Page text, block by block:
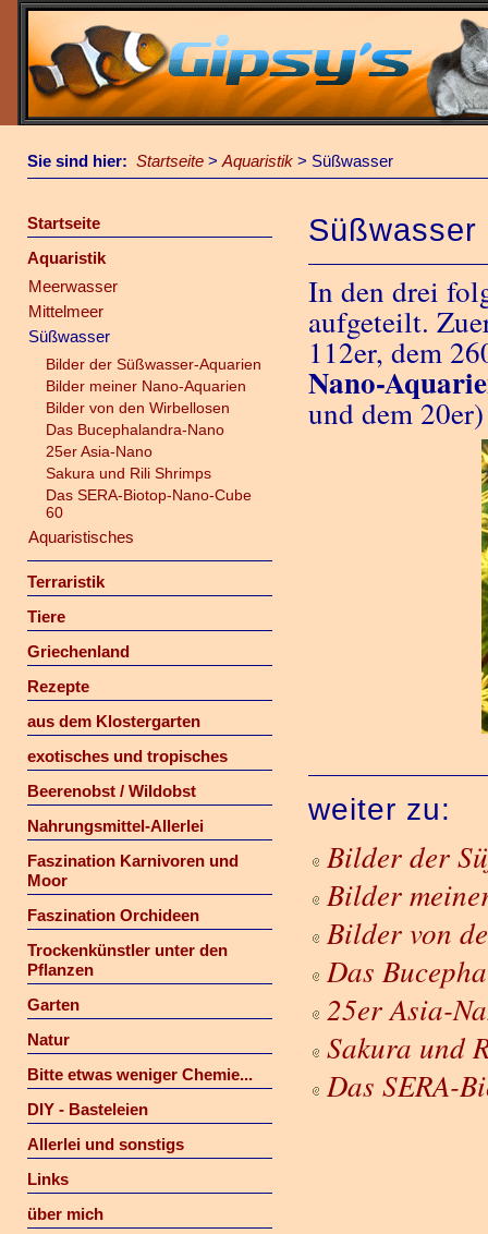
Sie sind hier: Startseite > Aquaristik > Süßwasser
Startseite
Aquaristik
Meerwasser
Mittelmeer
Süßwasser
Bilder der Süßwasser-Aquarien
Bilder meiner Nano-Aquarien
Bilder von den Wirbellosen
Das Bucephalandra-Nano
25er Asia-Nano
Sakura und Rili Shrimps
Das SERA-Biotop-Nano-Cube
60
Aquaristisches
Terraristik
Tiere
Griechenland
Rezepte
aus dem Klostergarten
exotisches und tropisches
Beerenobst / Wildobst
Nahrungsmittel-Allerlei
Faszination Karnivoren und
Moor
Faszination Orchideen
Trockenkünstler unter den
Pflanzen
Garten
Natur
Bitte etwas weniger Chemie...
DIY - Basteleien
Allerlei und sonstigs
Links
über mich
Süßwasser
In den drei
aufgeteilt.
112er, dem
Nano-
und dem
weiter zu:
Bilder der
Bilder
Bilder von
Das
25er Asia-
Sakura und
Das SERA-